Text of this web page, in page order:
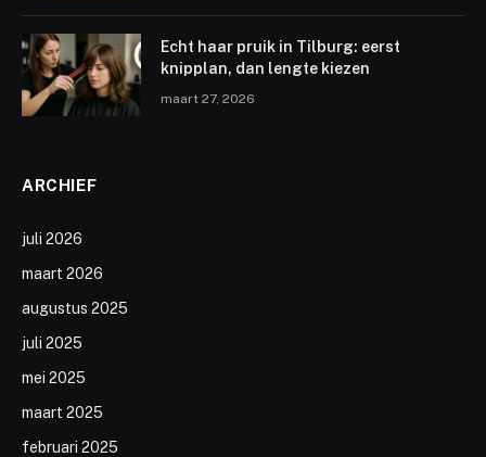
Echt haar pruik in Tilburg: eerst
knipplan, dan lengte kiezen
maart 27, 2026
ARCHIEF
juli 2026
maart 2026
augustus 2025
juli 2025
mei 2025
maart 2025
februari 2025